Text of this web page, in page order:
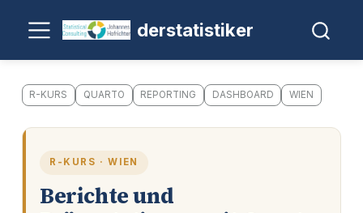
derstatistiker
R-KURS QUARTO REPORTING DASHBOARD WIEN
R-KURS · WIEN
Berichte und